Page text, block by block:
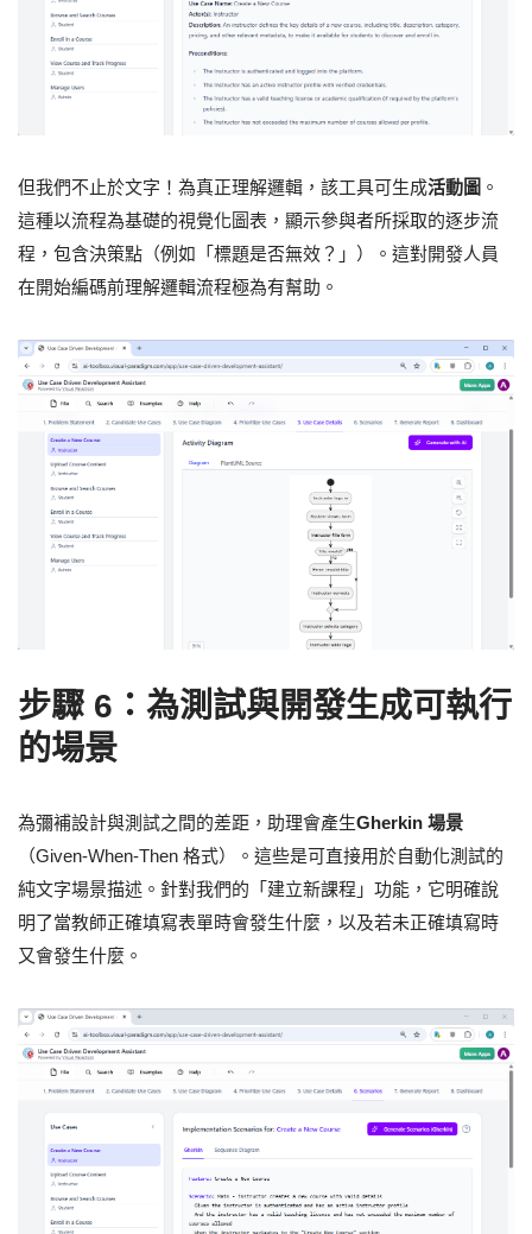
但我們不止於文字！為真正理解邏輯，該工具可生成活動圖 。
這種以流程為基礎的視覺化圖表，顯示參與者所採取的逐步流
程，包含決策點（例如「標題是否無效？」）。這對開發人員
在開始編碼前理解邏輯流程極為有幫助。
步驟 6：為測試與開發生成可執行
的場景
為彌補設計與測試之間的差距，助理會產生Gherkin 場景
（Given-When-Then 格式）。這些是可直接用於自動化測試的
純文字場景描述。針對我們的「建立新課程」功能，它明確說
明了當教師正確填寫表單時會發生什麼，以及若未正確填寫時
又會發生什麼。